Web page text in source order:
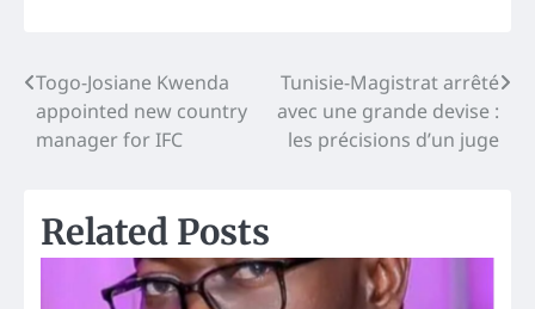
Post
navigation
Togo-Josiane Kwenda
appointed new country
manager for IFC
Tunisie-Magistrat arrêté
avec une grande devise :
les précisions d’un juge
Related Posts